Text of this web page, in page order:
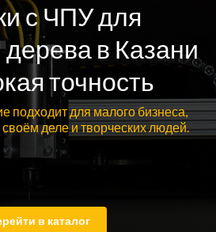
с ЧПУ для
в Казани
точность
подходит для малого бизнеса,
деле и творческих людей.
в каталог